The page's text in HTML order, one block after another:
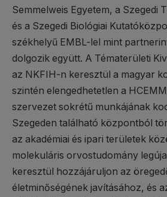
Semmelweis Egyetem, a Szegedi
és a Szegedi Biológiai
székhelyű EMBL-lel mint
dolgozik együtt. A Tématerületi
az NKFIH-n keresztül a magyar
szintén elengedhetetlen a
szervezet sokrétű munkájának
Szegeden található központból
az akadémiai és ipari területek
molekuláris orvostudomány
keresztül hozzájáruljon az
életminőségének javításához, és